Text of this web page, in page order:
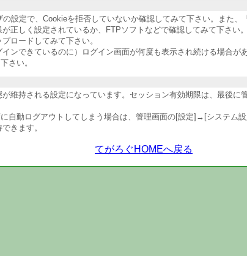
設定で、Cookieを拒否していないか確認してみて下さい。また
正しく設定されているか、FTPソフトなどで確認してみて下さ
ロードしてみて下さい。
ンできているのに）ログイン画面が何度も表示され続ける場合
さい。
維持される設定になっています。セッション有効期限は、最後
自動ログアウトしてしまう場合は、管理画面の[設定]→[システム
きます。
てがろぐHOMEへ戻る